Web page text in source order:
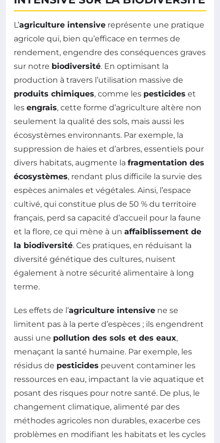
L’agriculture intensive représente une pratique
agricole qui, bien qu’efficace en termes de
rendement, engendre des conséquences graves
sur notre biodiversité. En optimisant la
production à travers l’utilisation massive de
produits chimiques, comme les pesticides et
les engrais, cette forme d’agriculture altère non
seulement la qualité des sols, mais aussi les
écosystèmes environnants. Par exemple, la
suppression de haies et d’arbres, essentiels pour
divers habitats, augmente la fragmentation des
écosystèmes, rendant plus difficile la survie des
espèces animales et végétales. Ainsi, l’espace
cultivé, qui constitue plus de 50 % du territoire
français, perd sa capacité d’accueil pour la faune
et la flore, ce qui mène à un affaiblissement de
la biodiversité. Ces pratiques, en réduisant la
diversité génétique des cultures, nuisent
également à notre sécurité alimentaire à long
terme.
Les effets de l’agriculture intensive ne se
limitent pas à la perte d’espèces ; ils engendrent
aussi une pollution des sols et des eaux,
menaçant la santé humaine. Par exemple, les
résidus de pesticides peuvent contaminer les
ressources en eau, impactant la vie aquatique et
posant des risques pour notre santé. De plus, le
changement climatique, alimenté par des
méthodes agricoles non durables, exacerbe ces
problèmes en modifiant les habitats et les cycles